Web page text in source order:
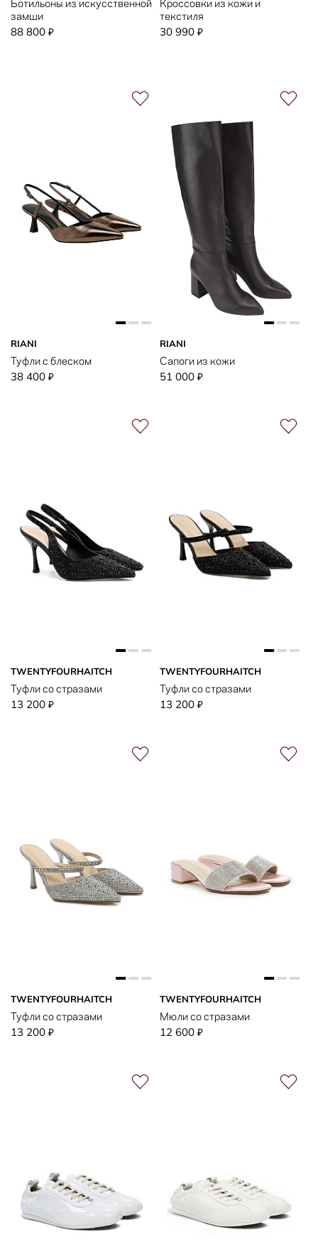
замши
88 800 ₽
текстиля
30 990 ₽
RIANI
Туфли с блеском
38 400 ₽
RIANI
Сапоги из кожи
51 000 ₽
TWENTYFOURHAITCH
Туфли со стразами
13 200 ₽
TWENTYFOURHAITCH
Туфли со стразами
13 200 ₽
TWENTYFOURHAITCH
Туфли со стразами
13 200 ₽
TWENTYFOURHAITCH
Мюли со стразами
12 600 ₽